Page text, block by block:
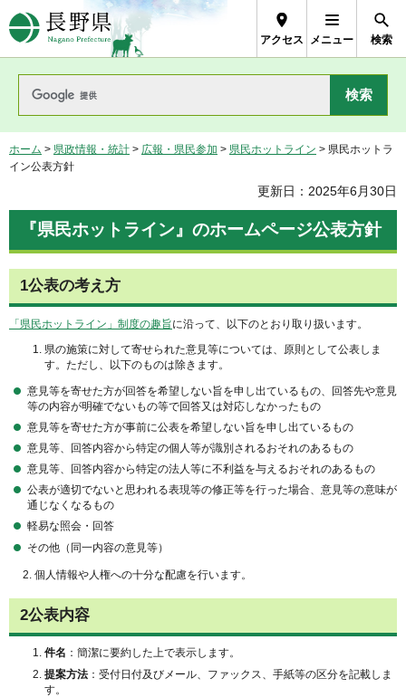
長野県Nagano Prefecture
アクセス メニュー 検索
ホーム > 県政情報・統計 > 広報・県民参加 > 県民ホットライン > 県民ホットラ
イン公表方針
更新日：2025年6月30日
『県民ホットライン』のホームページ公表方針
1公表の考え方
「県民ホットライン」制度の趣旨に沿って、以下のとおり取り扱います。
県の施策に対して寄せられた意見等については、原則として公表しま
す。ただし、以下のものは除きます。
意見等を寄せた方が回答を希望しない旨を申し出ているもの、回答先や意見
等の内容が明確でないもの等で回答又は対応しなかったもの
意見等を寄せた方が事前に公表を希望しない旨を申し出ているもの
意見等、回答内容から特定の個人等が識別されるおそれのあるもの
意見等、回答内容から特定の法人等に不利益を与えるおそれのあるもの
公表が適切でないと思われる表現等の修正等を行った場合、意見等の意味が
通じなくなるもの
軽易な照会・回答
その他（同一内容の意見等）
2. 個人情報や人権への十分な配慮を行います。
2公表内容
件名 ：簡潔に要約した上で表示します。
提案方法 ：受付日付及びメール、ファックス、手紙等の区分を記載しま
す。